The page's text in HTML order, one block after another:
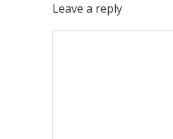
Leave a reply